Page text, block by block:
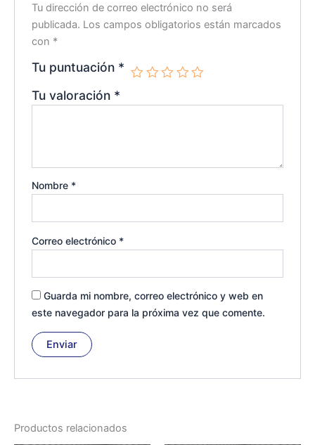
Tu dirección de correo electrónico no será
publicada. Los campos obligatorios están marcados
con *
Tu puntuación *
Tu valoración *
Nombre *
Correo electrónico *
Guarda mi nombre, correo electrónico y web en
este navegador para la próxima vez que comente.
Productos relacionados